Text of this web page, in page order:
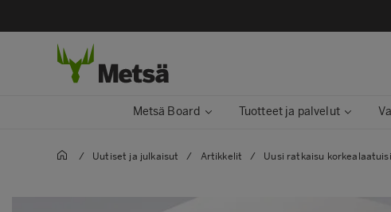
Metsä Board Tuotteet ja palvelut
/ Uutiset ja julkaisut / Artikkelit / Uusi ratkaisu